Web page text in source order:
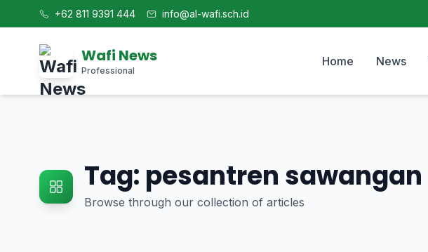
+62 811 9391 444 info@al-wafi.sch.id
Wafi News
Professional
Home News
Tag: pesantren sawangan
Browse through our collection of articles